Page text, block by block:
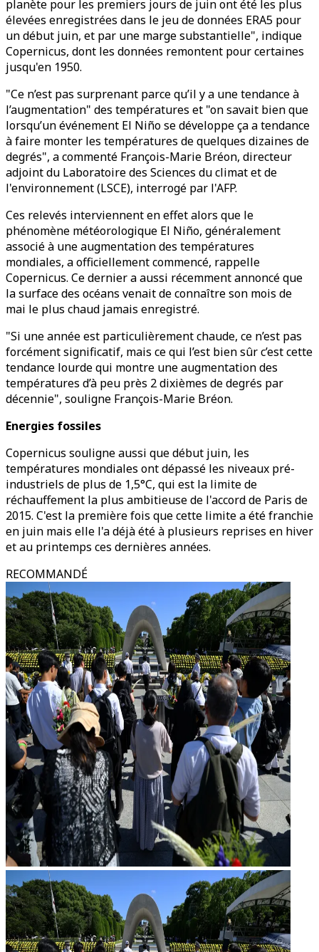
planète pour les premiers jours de juin ont été les plus
élevées enregistrées dans le jeu de données ERA5 pour
un début juin, et par une marge substantielle", indique
Copernicus, dont les données remontent pour certaines
jusqu'en 1950.
"Ce n’est pas surprenant parce qu’il y a une tendance à
l’augmentation" des températures et "on savait bien que
lorsqu’un événement El Niño se développe ça a tendance
à faire monter les températures de quelques dizaines de
degrés", a commenté François-Marie Bréon, directeur
adjoint du Laboratoire des Sciences du climat et de
l'environnement (LSCE), interrogé par l'AFP.
Ces relevés interviennent en effet alors que le
phénomène météorologique El Niño, généralement
associé à une augmentation des températures
mondiales, a officiellement commencé, rappelle
Copernicus. Ce dernier a aussi récemment annoncé que
la surface des océans venait de connaître son mois de
mai le plus chaud jamais enregistré.
"Si une année est particulièrement chaude, ce n’est pas
forcément significatif, mais ce qui l’est bien sûr c’est cette
tendance lourde qui montre une augmentation des
températures d’à peu près 2 dixièmes de degrés par
décennie", souligne François-Marie Bréon.
Energies fossiles
Copernicus souligne aussi que début juin, les
températures mondiales ont dépassé les niveaux pré-
industriels de plus de 1,5°C, qui est la limite de
réchauffement la plus ambitieuse de l'accord de Paris de
2015. C'est la première fois que cette limite a été franchie
en juin mais elle l'a déjà été à plusieurs reprises en hiver
et au printemps ces dernières années.
RECOMMANDÉ